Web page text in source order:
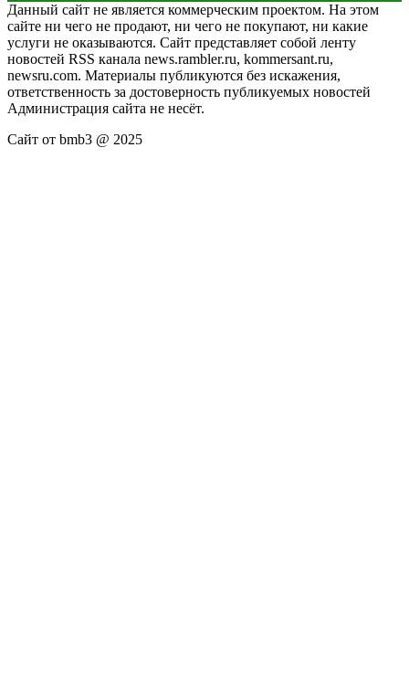
Данный сайт не является коммерческим проектом. На этом
сайте ни чего не продают, ни чего не покупают, ни какие
услуги не оказываются. Сайт представляет собой ленту
новостей RSS канала news.rambler.ru, kommersant.ru,
newsru.com. Материалы публикуются без искажения,
ответственность за достоверность публикуемых новостей
Администрация сайта не несёт.
Сайт от bmb3 @ 2025